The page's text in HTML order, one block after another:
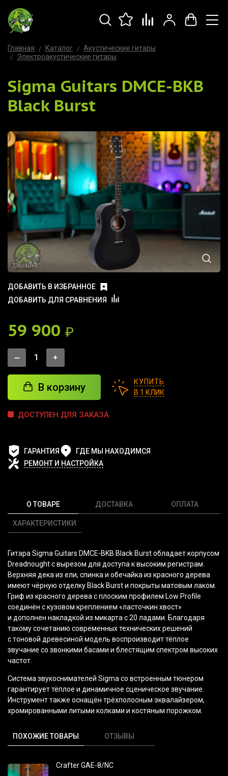
Главная Каталог
Акустические гитары
Электроакустические гитары
Sigma Guitars DMCE-BKB
Black Burst
ДОБАВИТЬ В ИЗБРАННОЕ
ДОБАВИТЬ ДЛЯ СРАВНЕНИЯ
59 900 ₽
В корзину
КУПИТЬ
В 1 КЛИК
ДОСТУПЕН ДЛЯ ЗАКАЗА
ГАРАНТИЯ
ГДЕ МЫ НАХОДИМСЯ
РЕМОНТ И НАСТРОЙКА
О ТОВАРЕ
ХАРАКТЕРИСТИКИ
ДОСТАВКА ОПЛАТА
Гитара Sigma Guitars DMCE-BKB Black Burst обладает корпусом
Dreadnought с вырезом для доступа к высоким регистрам.
Верхняя дека из ели, спинка и обечайка из красного дерева
имеют чёрную отделку Black Burst и покрыты матовым лаком.
Гриф из красного дерева с плоским профилем Low Profile
соединён с кузовом креплением «ласточкин хвост»
и дополнен накладкой из микарта с 20 ладами. Благодаря
такому сочетанию современных технических решений
с тоновой древесиной модель воспроизводит тёплое
звучание со звонкими басами и блестящим спектром высоких
частот.
Система звукоснимателей Sigma со встроенным тюнером
гарантирует тёплое и динамичное сценическое звучание.
Инструмент также оснащён трёхполосным эквалайзером,
хромированными литыми колками и костяным порожком.
ПОХОЖИЕ ТОВАРЫ ОТЗЫВЫ
Crafter GAE-8/NC